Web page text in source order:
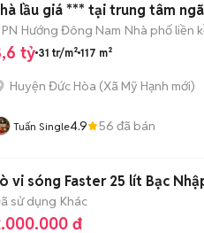
lầu giá *** tại trung tâm
Hướng Đông Nam Nhà phố liền
tỷ 31 tr/m² 117 m²
Huyện Đức Hòa (Xã Mỹ Hạnh mới)
Tuấn Single4.9 56 đã bán
vi sóng Faster 25 lít Bạc
sử dụng Khác
đ